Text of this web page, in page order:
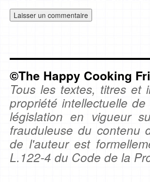
©The Happy Cooking
Tous les textes, titres et
propriété intellectuelle
législation en vigueur
frauduleuse du contenu
de l'auteur est
L.122-4 du Code de la